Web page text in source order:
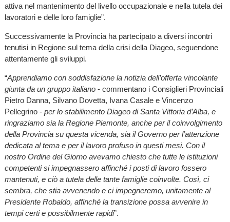
attiva nel mantenimento del livello occupazionale e nella tutela dei
lavoratori e delle loro famiglie”.
Successivamente la Provincia ha partecipato a diversi incontri
tenutisi in Regione sul tema della crisi della Diageo, seguendone
attentamente gli sviluppi.
“Apprendiamo con soddisfazione la notizia dell’offerta vincolante
giunta da un gruppo italiano- commentano i Consiglieri Provinciali
Pietro Danna, Silvano Dovetta, Ivana Casale e Vincenzo
Pellegrino - per lo stabilimento Diageo di Santa Vittoria d’Alba, e
ringraziamo sia la Regione Piemonte, anche per il coinvolgimento
della Provincia su questa vicenda, sia il Governo per l’attenzione
dedicata al tema e per il lavoro profuso in questi mesi. Con il
nostro Ordine del Giorno avevamo chiesto che tutte le istituzioni
competenti si impegnassero affinché i posti di lavoro fossero
mantenuti, e ciò a tutela delle tante famiglie coinvolte. Così, ci
sembra, che stia avvenendo e ci impegneremo, unitamente al
Presidente Robaldo, affinché la transizione possa avvenire in
tempi certi e possibilmente rapidi”.